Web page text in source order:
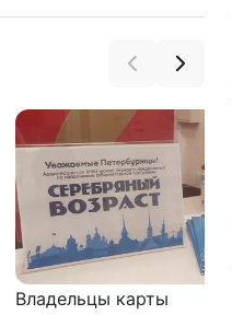
Владельцы карты